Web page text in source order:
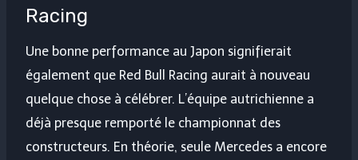
Racing
Une bonne performance au Japon signifierait
également que Red Bull Racing aurait à nouveau
quelque chose à célébrer. L’équipe autrichienne a
déjà presque remporté le championnat des
constructeurs. En théorie, seule Mercedes a encore